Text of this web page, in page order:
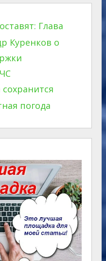
Глава
Куренков о
погода